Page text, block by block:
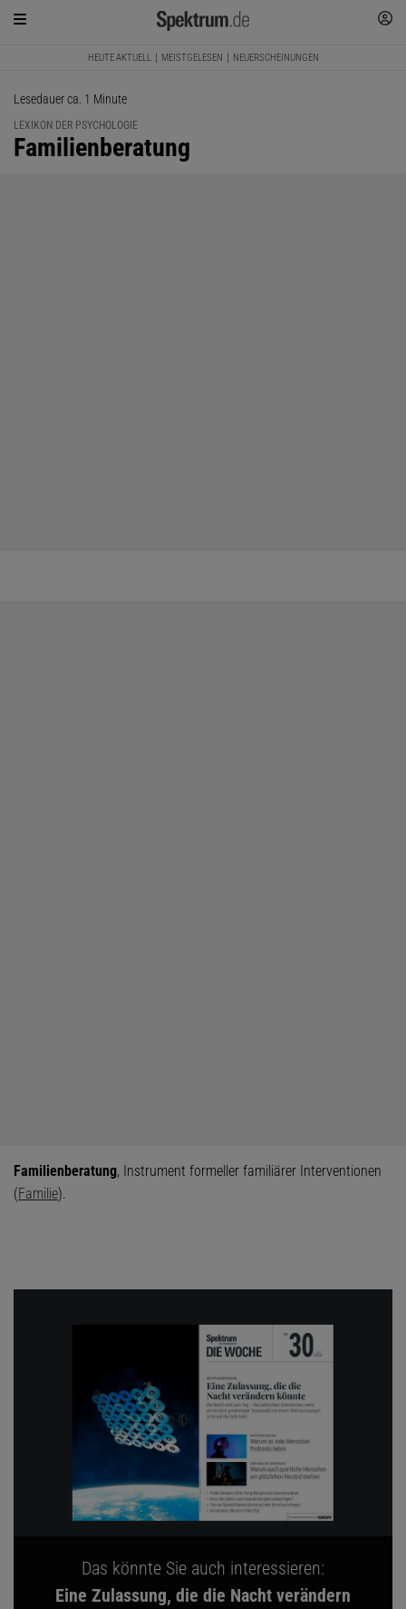
HEUTE AKTUELL MEISTGELESEN NEUERSCHEINUNGEN
Lesedauer ca. 1 Minute
LEXIKON DER PSYCHOLOGIE
:
Familienberatung
Familienberatung, Instrument formeller familiärer Interventionen
(Familie).
Das könnte Sie auch interessieren:
Eine Zulassung, die die Nacht verändern